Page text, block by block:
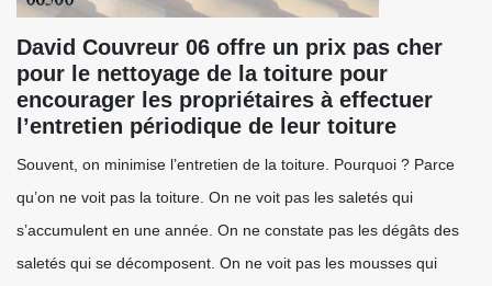
David Couvreur 06 offre un prix pas cher
pour le nettoyage de la toiture pour
encourager les propriétaires à effectuer
l’entretien périodique de leur toiture
Souvent, on minimise l’entretien de la toiture. Pourquoi ? Parce
qu’on ne voit pas la toiture. On ne voit pas les saletés qui
s’accumulent en une année. On ne constate pas les dégâts des
saletés qui se décomposent. On ne voit pas les mousses qui